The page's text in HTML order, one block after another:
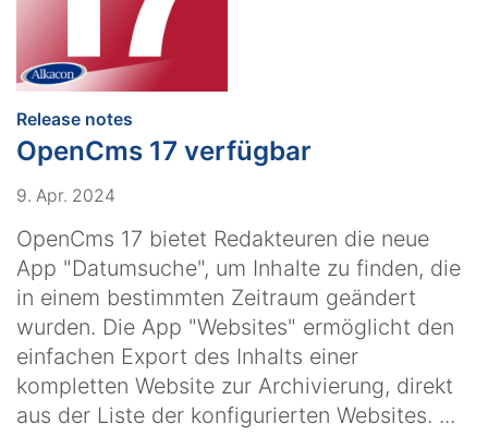
Release notes
OpenCms 17 verfügbar
9. Apr. 2024
OpenCms 17 bietet Redakteuren die neue
App "Datumsuche", um Inhalte zu finden, die
in einem bestimmten Zeitraum geändert
wurden. Die App "Websites" ermöglicht den
einfachen Export des Inhalts einer
kompletten Website zur Archivierung, direkt
aus der Liste der konfigurierten Websites. ...